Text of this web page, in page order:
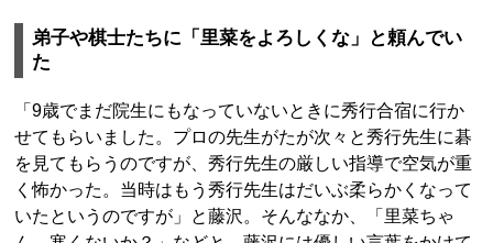
弟子や棋士たちに「里菜をよろしくな」と頼んでい
た
「9歳でまだ院生にもなっていないときに秀行合宿に行か
せてもらいました。プロの先生がたが次々と秀行先生に碁
を見てもらうのですが、秀行先生の厳しい指導で空気が重
く怖かった。当時はもう秀行先生はだいぶ柔らかくなって
いたというのですが」と藤沢。そんななか、「里菜ちゃ